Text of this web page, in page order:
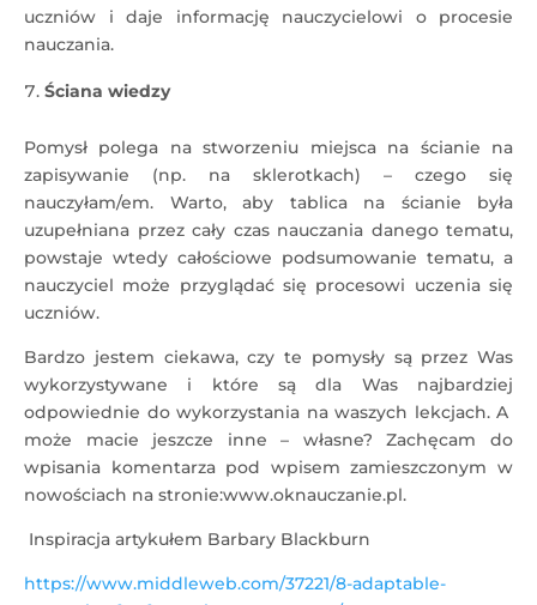
uczniów i daje informację nauczycielowi o procesie
nauczania.
Ściana wiedzy
Pomysł polega na stworzeniu miejsca na ścianie na
zapisywanie (np. na sklerotkach) – czego się
nauczyłam/em. Warto, aby tablica na ścianie była
uzupełniana przez cały czas nauczania danego tematu,
powstaje wtedy całościowe podsumowanie tematu, a
nauczyciel może przyglądać się procesowi uczenia się
uczniów.
Bardzo jestem ciekawa, czy te pomysły są przez Was
wykorzystywane i które są dla Was najbardziej
odpowiednie do wykorzystania na waszych lekcjach. A
może macie jeszcze inne – własne? Zachęcam do
wpisania komentarza pod wpisem zamieszczonym w
nowościach na stronie:www.oknauczanie.pl.
Inspiracja artykułem Barbary Blackburn
https://www.middleweb.com/37221/8-adaptable-